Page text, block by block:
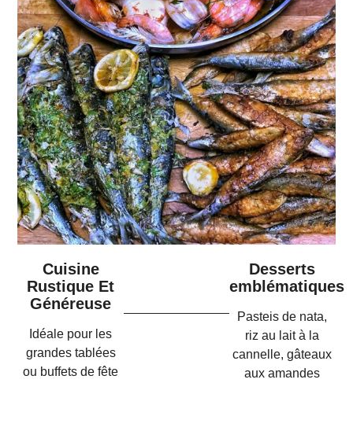
Cuisine
Rustique Et
Généreuse
Idéale pour les
grandes tablées
ou buffets de fête
Desserts
emblématiques
Pasteis de nata,
riz au lait à la
cannelle, gâteaux
aux amandes